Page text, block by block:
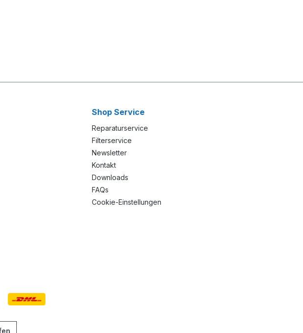
Shop Service
Reparaturservice
Filterservice
Newsletter
Kontakt
Downloads
FAQs
Cookie-Einstellungen